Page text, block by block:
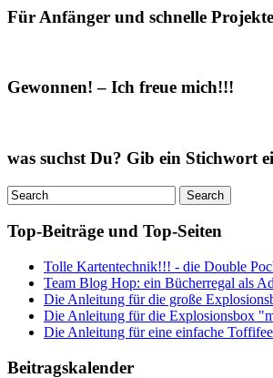
Für Anfänger und schnelle Projekte
Gewonnen! – Ich freue mich!!!
was suchst Du? Gib ein Stichwort
Top-Beiträge und Top-Seiten
Tolle Kartentechnik!!! - die Double
Team Blog Hop: ein Bücherregal als
Die Anleitung für die große
Die Anleitung für die Explosionsbox
Die Anleitung für eine einfache
Beitragskalender